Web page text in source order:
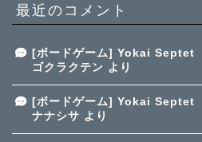
最近のコメント
[ボードゲーム] Yokai Septet
ゴクラクテン より
[ボードゲーム] Yokai Septet
ナナシサ より